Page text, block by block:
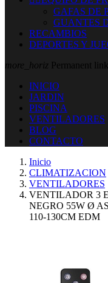
GAFAS DE
GUANTES
RECAMBIOS
DEPORTES Y
more_horiz Permanent
INICIO
JARDIN
PISCINA
VENTILADORES
BLOG
CONTACTO
Inicio
CLIMATIZACION
VENTILADORES
VENTILADOR 3
NEGRO 55W Ø
110-130CM EDM